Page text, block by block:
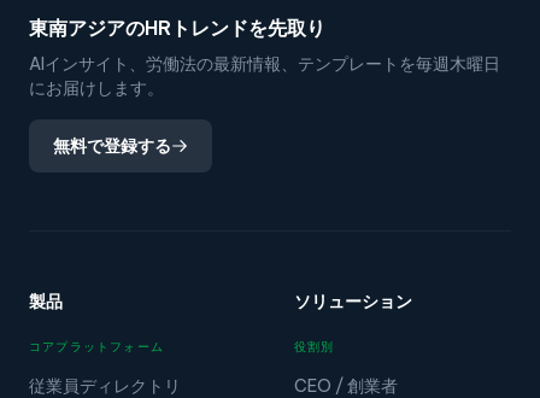
東南アジアのHRトレンドを先取り
AIインサイト、労働法の最新情報、テンプレートを毎週木曜日
にお届けします。
無料で登録する
製品
コアプラットフォーム
従業員ディレクトリ
ソリューション
役割別
CEO / 創業者